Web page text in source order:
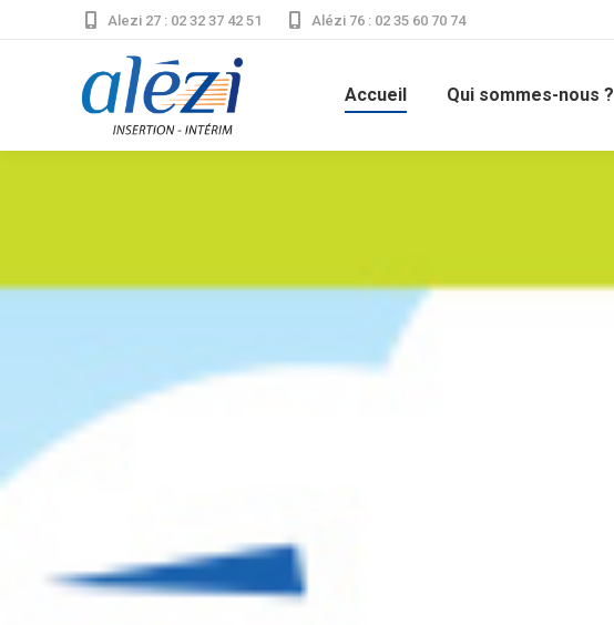
Alezi 27 : 02 32 37 42 51 Alézi 76 : 02 35 60 70 74
Accueil Qui sommes-nous ?